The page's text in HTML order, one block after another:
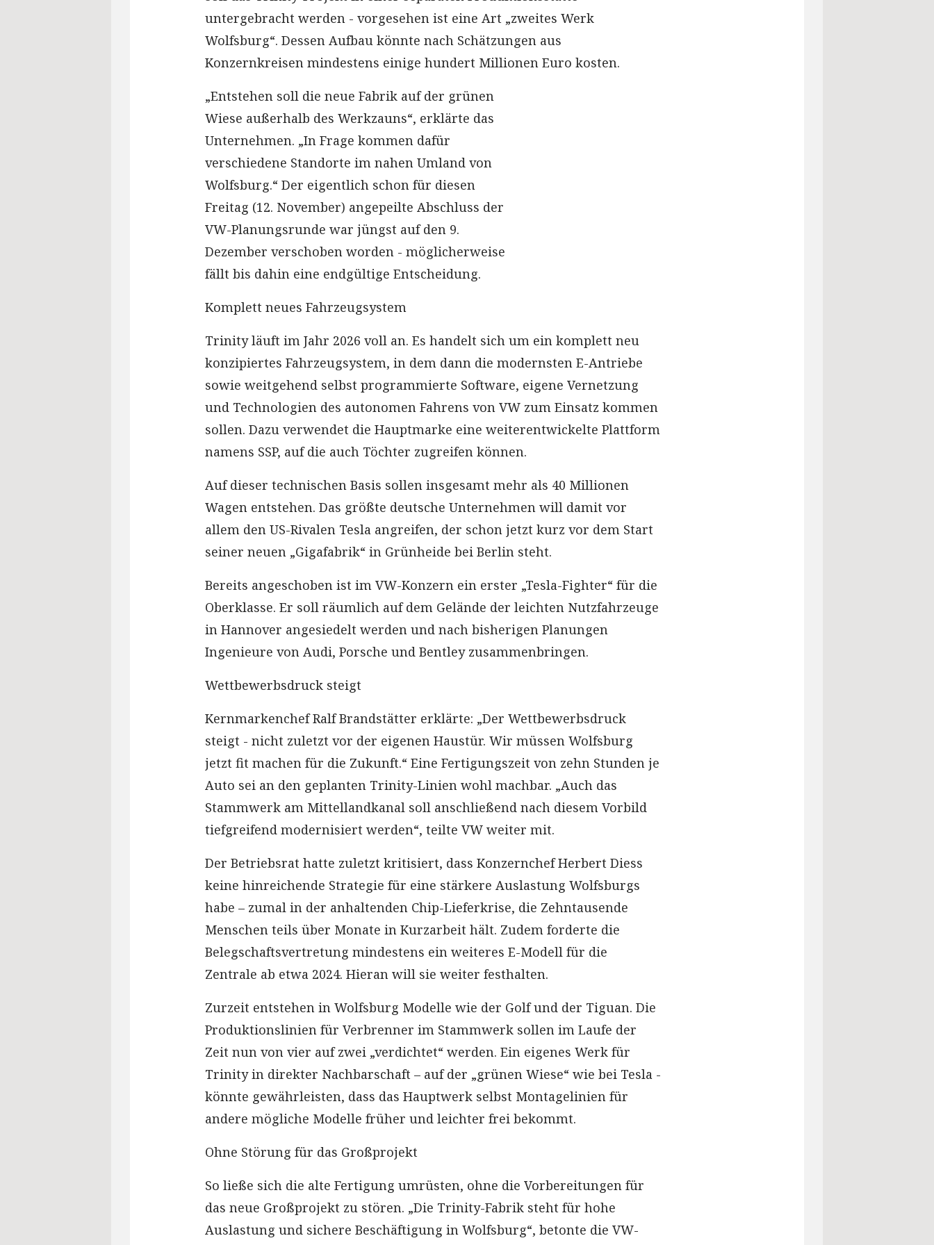
untergebracht werden - vorgesehen ist eine Art „zweites Werk
Wolfsburg“. Dessen Aufbau könnte nach Schätzungen aus
Konzernkreisen mindestens einige hundert Millionen Euro kosten.
„Entstehen soll die neue Fabrik auf der grünen
Wiese außerhalb des Werkzauns“, erklärte das
Unternehmen. „In Frage kommen dafür
verschiedene Standorte im nahen Umland von
Wolfsburg.“ Der eigentlich schon für diesen
Freitag (12. November) angepeilte Abschluss der
VW-Planungsrunde war jüngst auf den 9.
Dezember verschoben worden - möglicherweise
fällt bis dahin eine endgültige Entscheidung.
Komplett neues Fahrzeugsystem
Trinity läuft im Jahr 2026 voll an. Es handelt sich um ein komplett neu
konzipiertes Fahrzeugsystem, in dem dann die modernsten E-Antriebe
sowie weitgehend selbst programmierte Software, eigene Vernetzung
und Technologien des autonomen Fahrens von VW zum Einsatz kommen
sollen. Dazu verwendet die Hauptmarke eine weiterentwickelte Plattform
namens SSP, auf die auch Töchter zugreifen können.
Auf dieser technischen Basis sollen insgesamt mehr als 40 Millionen
Wagen entstehen. Das größte deutsche Unternehmen will damit vor
allem den US-Rivalen Tesla angreifen, der schon jetzt kurz vor dem Start
seiner neuen „Gigafabrik“ in Grünheide bei Berlin steht.
Bereits angeschoben ist im VW-Konzern ein erster „Tesla-Fighter“ für die
Oberklasse. Er soll räumlich auf dem Gelände der leichten Nutzfahrzeuge
in Hannover angesiedelt werden und nach bisherigen Planungen
Ingenieure von Audi, Porsche und Bentley zusammenbringen.
Wettbewerbsdruck steigt
Kernmarkenchef Ralf Brandstätter erklärte: „Der Wettbewerbsdruck
steigt - nicht zuletzt vor der eigenen Haustür. Wir müssen Wolfsburg
jetzt fit machen für die Zukunft.“ Eine Fertigungszeit von zehn Stunden je
Auto sei an den geplanten Trinity-Linien wohl machbar. „Auch das
Stammwerk am Mittellandkanal soll anschließend nach diesem Vorbild
tiefgreifend modernisiert werden“, teilte VW weiter mit.
Der Betriebsrat hatte zuletzt kritisiert, dass Konzernchef Herbert Diess
keine hinreichende Strategie für eine stärkere Auslastung Wolfsburgs
habe – zumal in der anhaltenden Chip-Lieferkrise, die Zehntausende
Menschen teils über Monate in Kurzarbeit hält. Zudem forderte die
Belegschaftsvertretung mindestens ein weiteres E-Modell für die
Zentrale ab etwa 2024. Hieran will sie weiter festhalten.
Zurzeit entstehen in Wolfsburg Modelle wie der Golf und der Tiguan. Die
Produktionslinien für Verbrenner im Stammwerk sollen im Laufe der
Zeit nun von vier auf zwei „verdichtet“ werden. Ein eigenes Werk für
Trinity in direkter Nachbarschaft – auf der „grünen Wiese“ wie bei Tesla -
könnte gewährleisten, dass das Hauptwerk selbst Montagelinien für
andere mögliche Modelle früher und leichter frei bekommt.
Ohne Störung für das Großprojekt
So ließe sich die alte Fertigung umrüsten, ohne die Vorbereitungen für
das neue Großprojekt zu stören. „Die Trinity-Fabrik steht für hohe
Auslastung und sichere Beschäftigung in Wolfsburg“, betonte die VW-